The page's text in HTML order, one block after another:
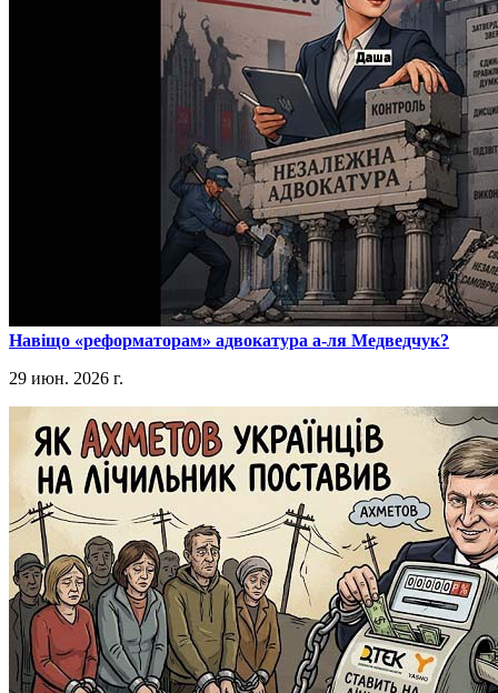
​Навіщо «реформаторам» адвокатура а-ля Медведчук?
29 июн. 2026 г.